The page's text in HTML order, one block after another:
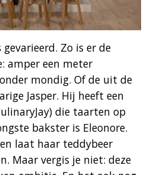
Zo is er de
amper een meter
mondig. Of de uit de
Jasper. Hij heeft een
die taarten op
bakster is Eleonore.
laat haar teddybeer
Maar vergis je niet: deze